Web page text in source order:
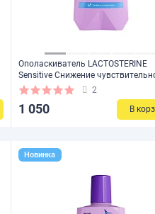
Ополаскиватель LACTOSTERINE
Sensitive Снижение
350мл
2
1 050 В
Новинка